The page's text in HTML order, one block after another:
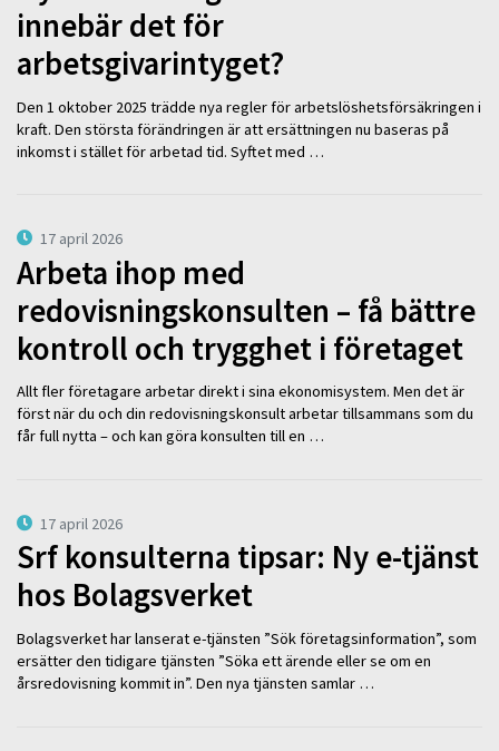
innebär det för
arbetsgivarintyget?
Den 1 oktober 2025 trädde nya regler för arbetslöshetsförsäkringen i
kraft. Den största förändringen är att ersättningen nu baseras på
inkomst i stället för arbetad tid. Syftet med …
17 april 2026
Arbeta ihop med
redovisningskonsulten – få bättre
kontroll och trygghet i företaget
Allt fler företagare arbetar direkt i sina ekonomisystem. Men det är
först när du och din redovisningskonsult arbetar tillsammans som du
får full nytta – och kan göra konsulten till en …
17 april 2026
Srf konsulterna tipsar: Ny e-tjänst
hos Bolagsverket
Bolagsverket har lanserat e-tjänsten ”Sök företagsinformation”, som
ersätter den tidigare tjänsten ”Söka ett ärende eller se om en
årsredovisning kommit in”. Den nya tjänsten samlar …